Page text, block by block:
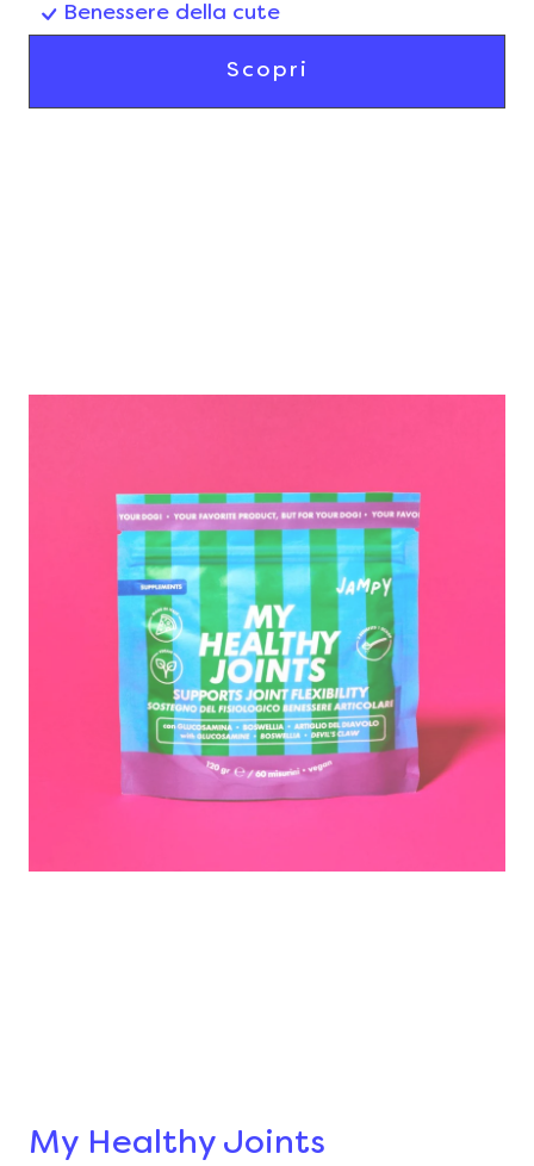
Benessere della cute
Scopri
My Healthy Joints